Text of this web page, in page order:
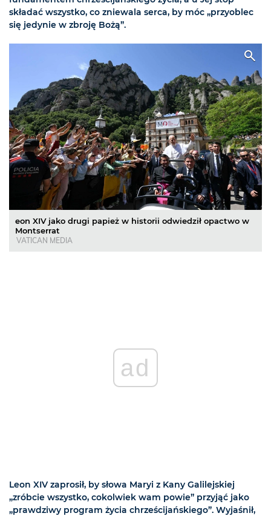
składać wszystko, co zniewala serca, by móc „przyoblec
się jedynie w zbroję Bożą”.
eon XIV jako drugi papież w historii odwiedził opactwo w
Montserrat
VATICAN MEDIA
ad
Leon XIV zaprosił, by słowa Maryi z Kany Galilejskiej
„zróbcie wszystko, cokolwiek wam powie” przyjąć jako
„prawdziwy program życia chrześcijańskiego”. Wyjaśnił,